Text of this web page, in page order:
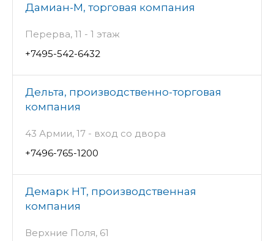
Дамиан-М, торговая компания
Перерва, 11 - 1 этаж
+7495-542-6432
Дельта, производственно-торговая
компания
43 Армии, 17 - вход со двора
+7496-765-1200
Демарк НТ, производственная
компания
Верхние Поля, 61